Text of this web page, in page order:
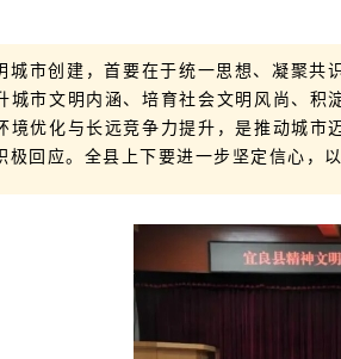
城市创建，首要在于统一思想、凝聚
城市文明内涵、培育社会文明风尚、
境优化与长远竞争力提升，是推动城
极回应。全县上下要进一步坚定信心，